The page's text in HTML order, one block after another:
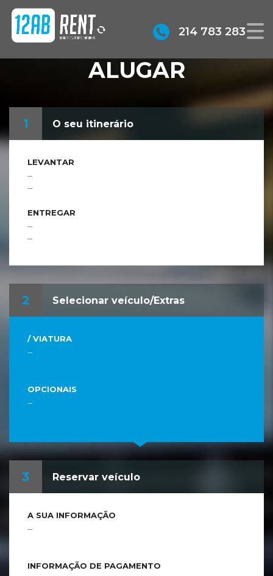
214 783 283
ALUGAR
1 O seu itinerário
LEVANTAR
--
--
ENTREGAR
--
--
2 Selecionar veículo/Extras
/ VIATURA
--
OPCIONAIS
--
3 Reservar veículo
A SUA INFORMAÇÃO
--
INFORMAÇÃO DE PAGAMENTO